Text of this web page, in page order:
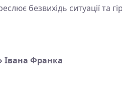
безвихідь ситуації та
Івана Франка